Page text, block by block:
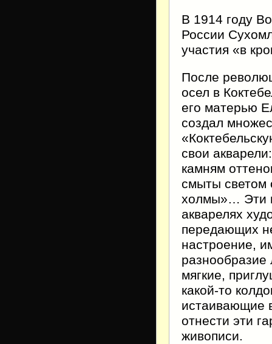
В 1914 году
России
участия «в
После
осел в
его матерью
создал
свои
камням
смыты светом
холмы»… Эти
акварелях
передающих
настроение,
мягкие,
какой-то
истаивающие
отнести эти
живописи.